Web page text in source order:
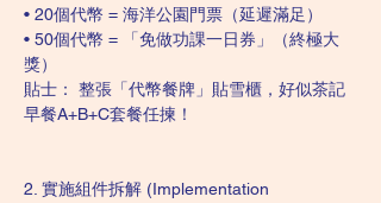
• 20個代幣 = 海洋公園門票（延遲滿足）
• 50個代幣 = 「免做功課一日券」（終極大
獎）
貼士： 整張「代幣餐牌」貼雪櫃，好似茶記
早餐A+B+C套餐任揀！
2. 實施組件拆解 (Implementation